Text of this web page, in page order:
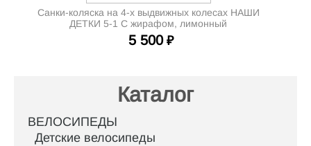
Санки-коляска на 4-х выдвижных колесах НАШИ
ДЕТКИ 5-1 С жирафом, лимонный
5 500 ₽
Каталог
ВЕЛОСИПЕДЫ
Детские велосипеды